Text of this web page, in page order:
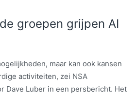
groepen grijpen AI
maar kan ook kansen
activiteiten, zei NSA
Dave Luber in een persbericht. Het